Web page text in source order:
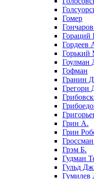
Гомер
Гораций
Гордеев
Горький
Гоулман
Гофман
Гранин
Грегори
Грин А.
Грин
Грэм Б.
Гудман
Гульд
Гумилев